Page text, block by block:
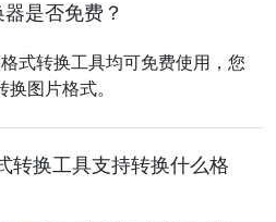
是否免费？
式转换工具均可免费使用，您
图片格式。
转换工具支持转换什么格